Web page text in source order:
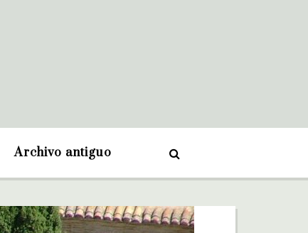
Archivo antiguo